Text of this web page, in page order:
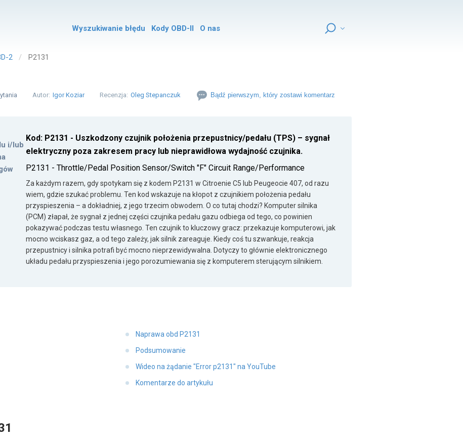
Wyszukiwanie błędu Kody OBD-II O nas
2 P2131
Autor: Igor Koziar Recenzja: Oleg Stepanczuk Bądź pierwszym, który zostawi komentarz
i/lub
Kod: P2131 - Uszkodzony czujnik położenia przepustnicy/pedału (TPS) – sygnał
elektryczny poza zakresem pracy lub nieprawidłowa wydajność czujnika.
P2131 - Throttle/Pedal Position Sensor/Switch "F" Circuit Range/Performance
Za każdym razem, gdy spotykam się z kodem P2131 w Citroenie C5 lub Peugeocie 407, od razu
wiem, gdzie szukać problemu. Ten kod wskazuje na kłopot z czujnikiem położenia pedału
przyspieszenia – a dokładniej, z jego trzecim obwodem. O co tutaj chodzi? Komputer silnika
(PCM) złapał, że sygnał z jednej części czujnika pedału gazu odbiega od tego, co powinien
pokazywać podczas testu własnego. Ten czujnik to kluczowy gracz: przekazuje komputerowi, jak
mocno wciskasz gaz, a od tego zależy, jak silnik zareaguje. Kiedy coś tu szwankuje, reakcja
przepustnicy i silnika potrafi być mocno nieprzewidywalna. Dotyczy to głównie elektronicznego
układu pedału przyspieszenia i jego porozumiewania się z komputerem sterującym silnikiem.
Naprawa obd P2131
Podsumowanie
Wideo na żądanie "Error p2131" na YouTube
Komentarze do artykułu